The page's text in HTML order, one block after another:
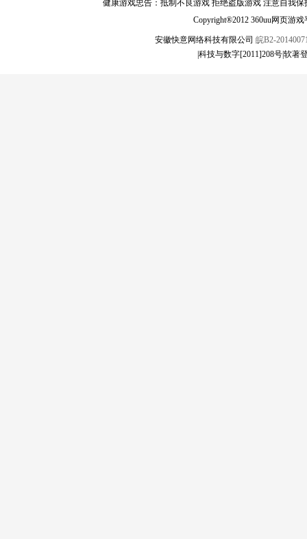
健康游戏忠告：抵制不良游戏 拒绝盗版游戏 注意自我
Copyright®2012 360uu网页游
安徽快意网络科技有限公司 皖B2-
|科技与数字[2011]208号|软著